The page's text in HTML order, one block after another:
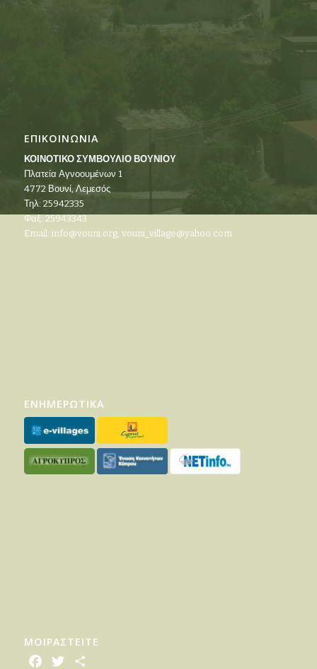
ΕΠΙΚΟΙΝΩΝΙΑ
ΚΟΙΝΟΤΙΚΟ ΣΥΜΒΟΥΛΙΟ ΒΟΥΝΙΟΥ
Πλατεία Αγνοουμένων 1
4772 Βουνί, Λεμεσός
Τηλ: 25942335
Φαξ: 25943343
Email: info@vouni.org, vouni_village@yahoo.com
ΕΝΗΜΕΡΩΤΙΚΑ
ΜΟΙΡΑΣTEITE
FacebookTwitter